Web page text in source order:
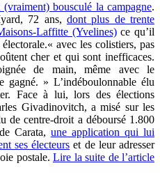
bousculé la campagne.
72 ans, dont plus de trente
Laffitte (Yvelines)ce qu’il
avec les colistiers, pas
cher et qui sont inefficaces.
de main, même avec le
gagné. » L’indéboulonnable élu
Face à lui, lors des élections
Givadinovitch, a misé sur les
de centre-droit a déboursé 1.800
Carata, une application qui lui
ses électeurs et de leur adresser
postale. Lire la suite de l’article